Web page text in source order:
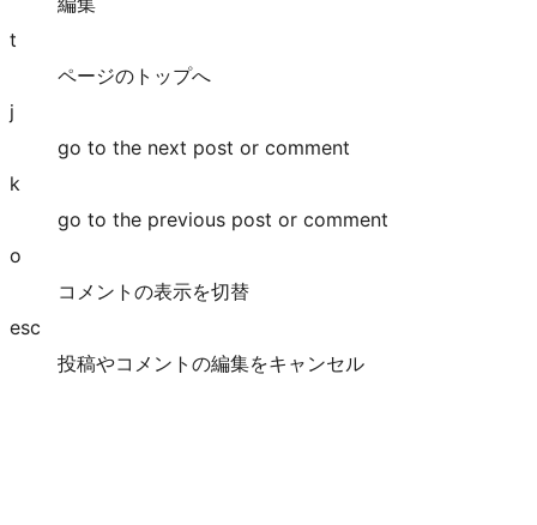
t
ページのトップへ
j
go to the next post or comment
k
go to the previous post or comment
o
コメントの表示を切替
esc
投稿やコメントの編集をキャンセル